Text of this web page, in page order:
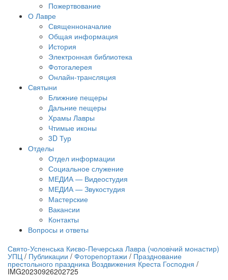
Пожертвование
О Лавре
Священноначалие
Общая информация
История
Электронная библиотека
Фотогалерея
Онлайн-трансляция
Святыни
Ближние пещеры
Дальние пещеры
Храмы Лавры
Чтимые иконы
3D Тур
Отделы
Отдел информации
Социальное служение
МЕДИА — Видеостудия
МЕДИА — Звукостудия
Мастерские
Вакансии
Контакты
Вопросы и ответы
трансляция | 12 сентября
трансляции
Свято-Успенська Києво-Печерська Лавра (чоловічий монастир)
УПЦ / Публикации / Фоторепортажи / Празднование
престольного праздника Воздвижения Креста Господня /
IMG20230926202725